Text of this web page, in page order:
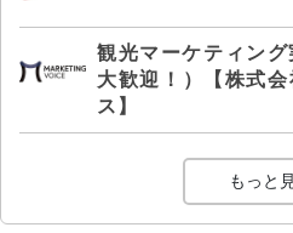
観光マーケティン
大歓迎！）【株式
ス】
もっと